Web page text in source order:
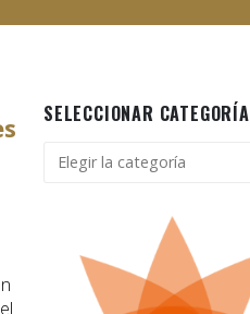
SELECCIONAR CATEGORÍA
Seleccionar
categoría